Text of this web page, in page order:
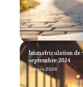
Immatriculation de
septembre 2024
11 mars 2026